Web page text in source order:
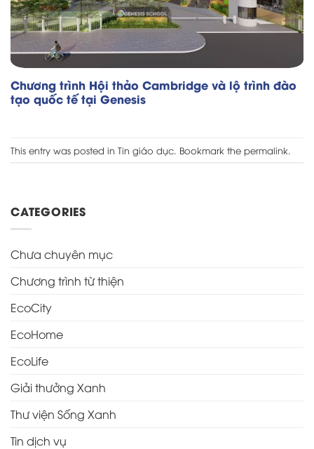
Chương trình Hội thảo Cambridge và lộ trình đào
tạo quốc tế tại Genesis
This entry was posted in Tin giáo dục. Bookmark the permalink.
CATEGORIES
Chưa chuyên mục
Chương trình từ thiện
EcoCity
EcoHome
EcoLife
Giải thưởng Xanh
Thư viện Sống Xanh
Tin dịch vụ